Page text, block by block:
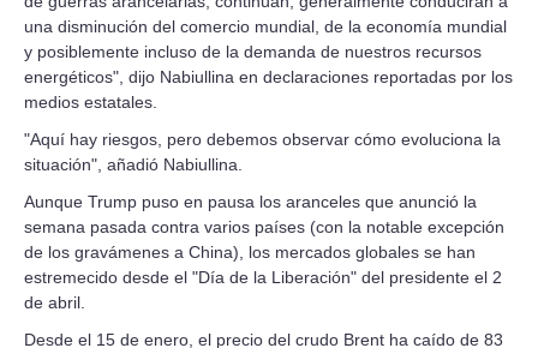
una disminución del comercio mundial, de la economía mundial
y posiblemente incluso de la demanda de nuestros recursos
energéticos", dijo Nabiullina en declaraciones reportadas por los
medios estatales.
"Aquí hay riesgos, pero debemos observar cómo evoluciona la
situación", añadió Nabiullina.
Aunque Trump puso en pausa los aranceles que anunció la
semana pasada contra varios países (con la notable excepción
de los gravámenes a China), los mercados globales se han
estremecido desde el "Día de la Liberación" del presidente el 2
de abril.
Desde el 15 de enero, el precio del crudo Brent ha caído de 83